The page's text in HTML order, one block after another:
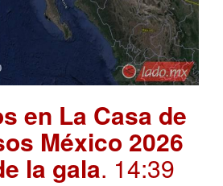
en La Casa de
México 2026
la gala. 14:39